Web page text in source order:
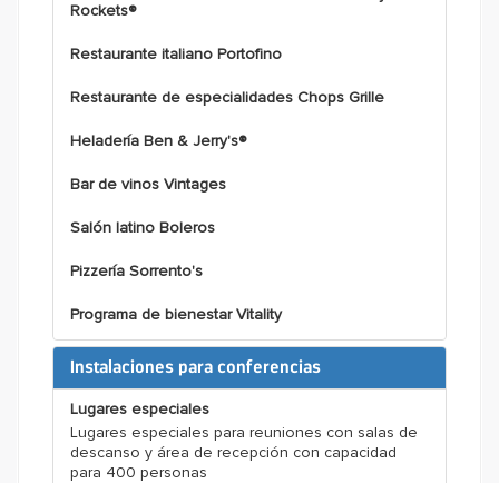
Rockets®
Restaurante italiano Portofino
Restaurante de especialidades Chops Grille
Heladería Ben & Jerry's®
Bar de vinos Vintages
Salón latino Boleros
Pizzería Sorrento's
Programa de bienestar Vitality
Instalaciones para conferencias
Lugares especiales
Lugares especiales para reuniones con salas de
descanso y área de recepción con capacidad
para 400 personas